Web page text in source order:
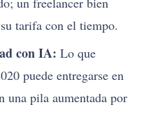
tarifa con el tiempo.
con IA: Lo que
puede entregarse en
una pila aumentada por